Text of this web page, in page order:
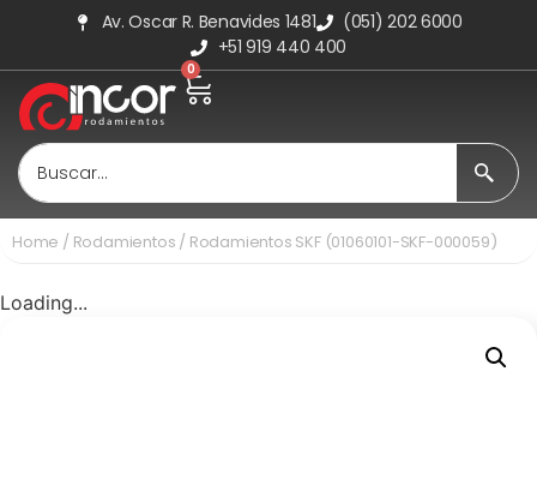
Av. Oscar R. Benavides 1481
(051) 202 6000
+51 919 440 400
0
Home / Rodamientos / Rodamientos SKF (01060101-SKF-000059)
Loading...